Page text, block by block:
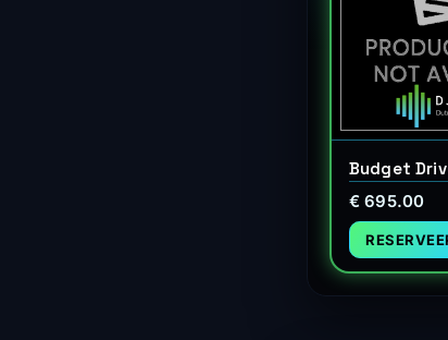
Budget
€ 695.00